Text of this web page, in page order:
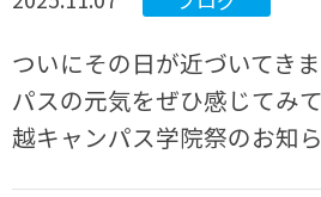
ついにその日が近づいてき
パスの元気をぜひ感じてみ
越キャンパス学院祭のお知